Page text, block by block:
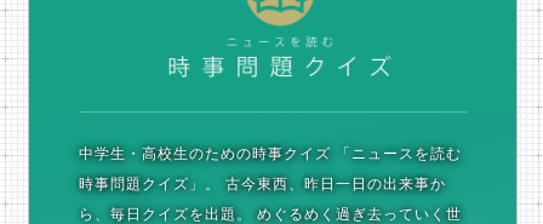
中学生・高校生のための時事クイズ 「ニュースを読む
時事問題クイズ」。
古今東西、昨日一日の出来事か
ら、毎日クイズを出題。
めぐるめく過ぎ去っていく世